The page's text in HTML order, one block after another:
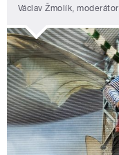
Václav Žmolík, moderátor